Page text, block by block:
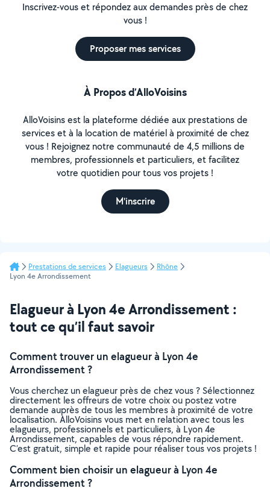
Inscrivez-vous et répondez aux demandes près de chez
vous !
Proposer mes services
À Propos d’AlloVoisins
AlloVoisins est la plateforme dédiée aux prestations de
services et à la location de matériel à proximité de chez
vous ! Rejoignez notre communauté de 4,5 millions de
membres, professionnels et particuliers, et facilitez
votre quotidien pour tous vos projets !
M'inscrire
Prestations de services Elagueurs
Rhône
Lyon 4e Arrondissement
Elagueur à Lyon 4e Arrondissement :
tout ce qu’il faut savoir
Comment trouver un elagueur à Lyon 4e
Arrondissement ?
Vous cherchez un elagueur près de chez vous ? Sélectionnez
directement les offreurs de votre choix ou postez votre
demande auprès de tous les membres à proximité de votre
localisation. AlloVoisins vous met en relation avec tous les
elagueurs, professionnels et particuliers, à Lyon 4e
Arrondissement, capables de vous répondre rapidement.
C’est gratuit, simple et rapide pour réaliser tous vos projets !
Comment bien choisir un elagueur à Lyon 4e
Arrondissement ?